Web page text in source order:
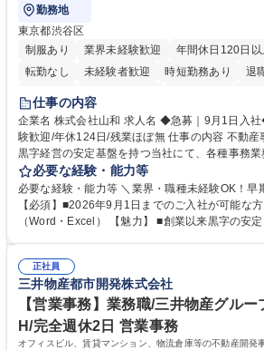
勤務地
東京都渋谷区
制服あり
業界未経験歓迎 年間休日120日以
転勤なし
未経験者歓迎 時短勤務あり 退
育休あり
完全週休2日制
仕事の内容
企業名 株式会社山和 求人名 ◆急募｜9月1日入社◆【渋谷/一般事務】未経
験歓迎/年休124日/残業ほぼ無 仕事の内容 不動産事業を展開し、創業以来
黒字経営の安定基盤を持つ当社にて、各種事務
がほぼ発生せず、連続した日程の有給取得が可能
方にお勧めの環境です！ 入社後はOJTを通じて丁寧に研修を行いますの
で、事務未経験の方でも安心して臨むことがで
話・来客対応 ■物件の鍵や社内の備品管理 ■デー
必要な経験・能力等
必要な経験・能力等 ＼業界・職種未経験OK！早
【必須】■2026年9月1日までのご入社が可能な
（Word・Excel） 【魅力】 ■創業以来黒字の安定した経営基盤で長期的に
両立が可能 ■有給取得を積極的に推奨、年間10
のOJTで業務を習得可能、未経験でもしっかりサポート 学歴・
歴：大学院 大学 高専 短大 語学力： 資格：
正社員
三井物産都市開発株式会社
【営業事務】業務職/三井物産グル
H/完全週休2日 営業事務
オフィスビル、賃貸マンション、物流倉庫等の不動産開発